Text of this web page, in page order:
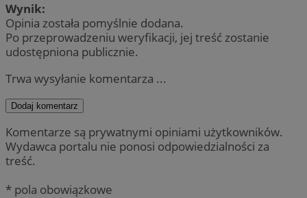
Wynik:
Opinia została pomyślnie dodana.
Po przeprowadzeniu weryfikacji, jej treść zostanie
udostępniona publicznie.
Trwa wysyłanie komentarza ...
Dodaj komentarz
Komentarze są prywatnymi opiniami użytkowników.
Wydawca portalu nie ponosi odpowiedzialności za
treść.
* pola obowiązkowe